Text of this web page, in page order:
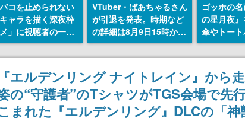
バコを止められない
ャラを描く深夜枠
」に視聴者の一部
判意見。違法薬物
と思しき描写も含
、BPOが議論を交わ
VTuber・ばあちゃるさん
が引退を発表。時期など
の詳細は8月9日15時から
の配信で説明
ゴッホの
の星月夜
傘やトー
登場。8月
日間限定
『エルデンリング ナイトレイン』から
の“守護者”のTシャツがTGS会場で先
まれた『エルデンリング』DLCの「